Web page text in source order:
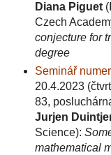
Diana Piguet
Czech
conjecture for
degree
Seminář
20.4.2023
83,
Jurjen
Science):
mathematical